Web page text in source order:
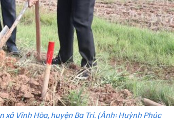
Vĩnh Hòa, huyện Ba Tri. (Ảnh: Huỳnh Phúc